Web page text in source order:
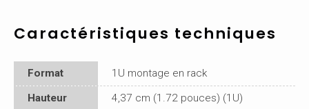
Caractéristiques techniques
Format
1U montage en rack
Hauteur
4,37 cm (1.72 pouces) (1U)